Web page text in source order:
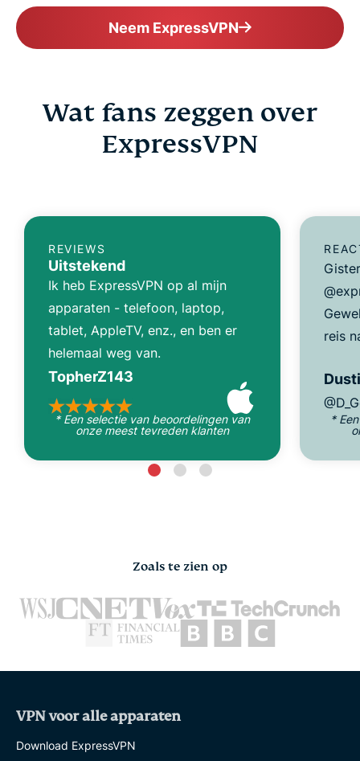
Neem ExpressVPN
Wat fans zeggen over
ExpressVPN
REVIEWS
Uitstekend
Ik heb ExpressVPN op al mijn
apparaten - telefoon, laptop,
tablet, AppleTV, enz., en ben er
helemaal weg van.
TopherZ143
* Een selectie van beoordelingen van
onze meest tevreden klanten
reis
*
Zoals te zien op
VPN voor alle apparaten
Download ExpressVPN